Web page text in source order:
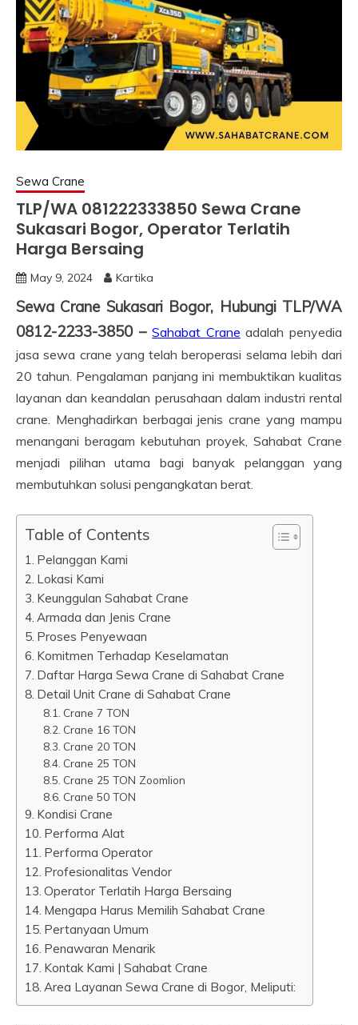
Sewa Crane
TLP/WA 081222333850 Sewa Crane
Sukasari Bogor, Operator Terlatih
Harga Bersaing
May 9, 2024 Kartika
Sewa Crane Sukasari Bogor, Hubungi TLP/WA
0812-2233-3850 –Sahabat Crane adalah penyedia
jasa sewa crane yang telah beroperasi selama lebih dari
20 tahun. Pengalaman panjang ini membuktikan kualitas
layanan dan keandalan perusahaan dalam industri rental
crane. Menghadirkan berbagai jenis crane yang mampu
menangani beragam kebutuhan proyek, Sahabat Crane
menjadi pilihan utama bagi banyak pelanggan yang
membutuhkan solusi pengangkatan berat.
Table of Contents
Pelanggan Kami
Lokasi Kami
Keunggulan Sahabat Crane
Armada dan Jenis Crane
Proses Penyewaan
Komitmen Terhadap Keselamatan
Daftar Harga Sewa Crane di Sahabat Crane
Detail Unit Crane di Sahabat Crane
Crane 7 TON
Crane 16 TON
Crane 20 TON
Crane 25 TON
Crane 25 TON Zoomlion
Crane 50 TON
Kondisi Crane
Performa Alat
Performa Operator
Profesionalitas Vendor
Operator Terlatih Harga Bersaing
Mengapa Harus Memilih Sahabat Crane
Pertanyaan Umum
Penawaran Menarik
Kontak Kami | Sahabat Crane
Area Layanan Sewa Crane di Bogor, Meliputi: